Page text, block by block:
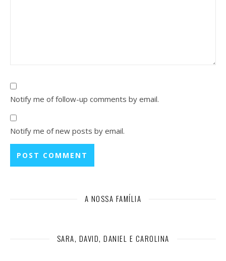
Notify me of follow-up comments by email.
Notify me of new posts by email.
A NOSSA FAMÍLIA
SARA, DAVID, DANIEL E CAROLINA